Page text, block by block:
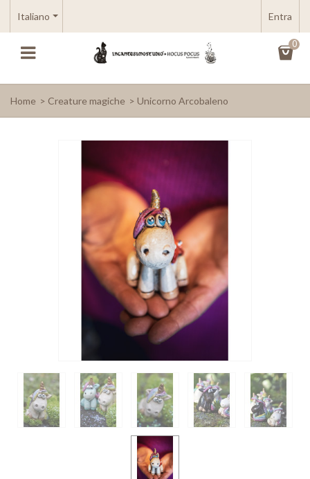
Italiano Entra
0
Home > Creature magiche > Unicorno Arcobaleno